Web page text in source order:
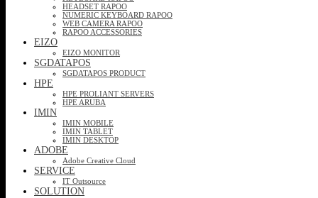
HEADSET RAPOO
NUMERIC KEYBOARD RAPOO
WEB CAMERA RAPOO
RAPOO ACCESSORIES
EIZO
EIZO MONITOR
SGDATAPOS
SGDATAPOS PRODUCT
HPE
HPE PROLIANT SERVERS
HPE ARUBA
IMIN
IMIN MOBILE
IMIN TABLET
IMIN DESKTOP
ADOBE
Adobe Creative Cloud
SERVICE
IT Outsource
SOLUTION